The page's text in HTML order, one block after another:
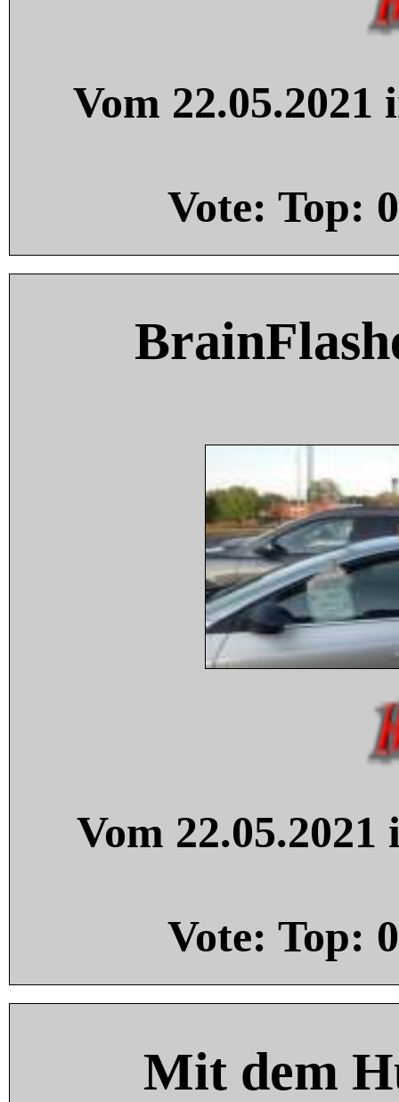
Vom
Vote: Top: 0
Vom
Vote: Top: 0
Mit dem